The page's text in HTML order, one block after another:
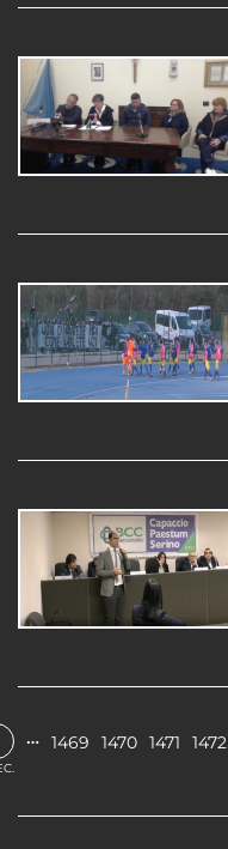
… 1469 1470 1471 1472